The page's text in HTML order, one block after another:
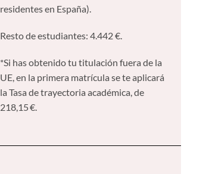
residentes en España).
Resto de estudiantes: 4.442 €.
*Si has obtenido tu titulación fuera de la
UE, en la primera matrícula se te aplicará
la Tasa de trayectoria académica, de
218,15 €.